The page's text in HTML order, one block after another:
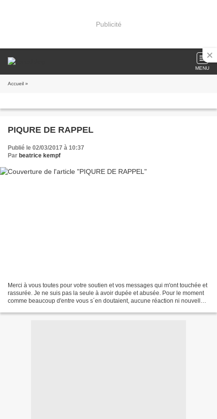
Publicité
MENU
Accueil »
PIQURE DE RAPPEL
Publié le 02/03/2017 à 10:37
Par beatrice kempf
Merci à vous toutes pour votre soutien et vos messages qui m'ont touchée et
rassurée. Je ne suis pas la seule à avoir dupée et abusée. Pour le moment
comme beaucoup d'entre vous s´en doutaient, aucune réaction ni nouvelle